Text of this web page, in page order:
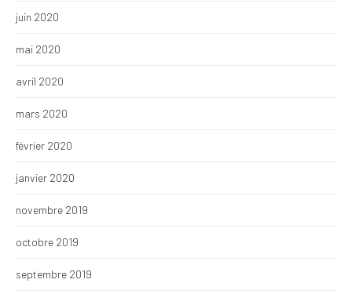
juin 2020
mai 2020
avril 2020
mars 2020
février 2020
janvier 2020
novembre 2019
octobre 2019
septembre 2019